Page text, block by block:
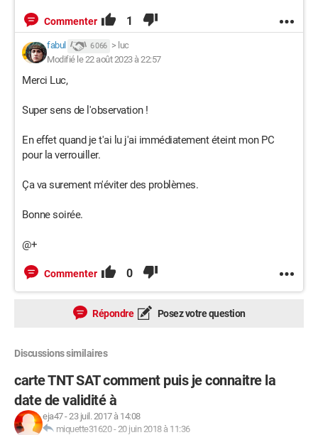
Commenter 1
fabul 6 066 > luc
Modifié le 22 août 2023 à 22:57
Merci Luc,
Super sens de l'observation !
En effet quand je t'ai lu j'ai immédiatement éteint mon PC
pour la verrouiller.
Ça va surement m'éviter des problèmes.
Bonne soirée.
@+
Commenter 0
Répondre Posez votre question
Discussions similaires
carte TNT SAT comment puis je connaitre la
date de validité à
eja47-23 juil. 2017 à 14:08
miquette31620-20 juin 2018 à 11:36